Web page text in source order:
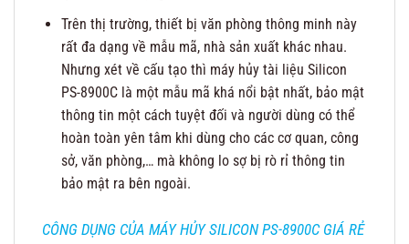
Trên thị trường, thiết bị văn phòng thông minh này
rất đa dạng về mẫu mã, nhà sản xuất khác nhau.
Nhưng xét về cấu tạo thì máy hủy tài liệu Silicon
PS-8900C là một mẫu mã khá nổi bật nhất, bảo mật
thông tin một cách tuyệt đối và người dùng có thể
hoàn toàn yên tâm khi dùng cho các cơ quan, công
sở, văn phòng,… mà không lo sợ bị rò rỉ thông tin
bảo mật ra bên ngoài.
CÔNG DỤNG CỦA MÁY HỦY SILICON PS-8900C GIÁ RẺ